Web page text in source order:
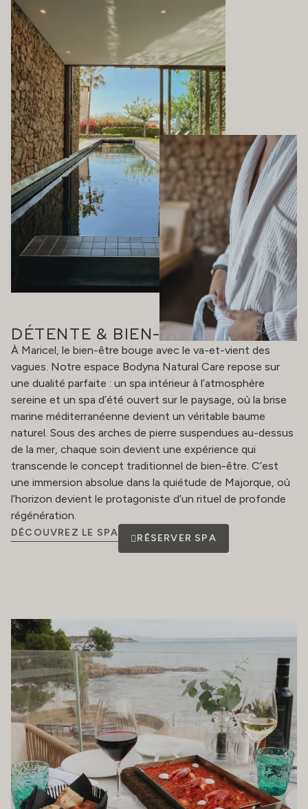
DÉTENTE & BIEN-ÊTRE
À Maricel, le bien-être bouge avec le va-et-vient des
vagues. Notre espace Bodyna Natural Care repose sur
une dualité parfaite : un spa intérieur à l’atmosphère
sereine et un spa d’été ouvert sur le paysage, où la brise
marine méditerranéenne devient un véritable baume
naturel. Sous des arches de pierre suspendues au-dessus
de la mer, chaque soin devient une expérience qui
transcende le concept traditionnel de bien-être. C’est
une immersion absolue dans la quiétude de Majorque, où
l’horizon devient le protagoniste d’un rituel de profonde
régénération.
DÉCOUVREZ LE SPA RÉSERVER SPA